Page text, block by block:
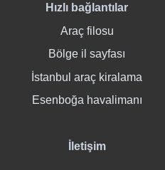
Hızlı bağlantılar
Araç filosu
Bölge il sayfası
İstanbul araç kiralama
Esenboğa havalimanı
İletişim